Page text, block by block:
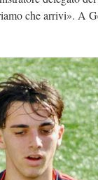
che arrivi». A